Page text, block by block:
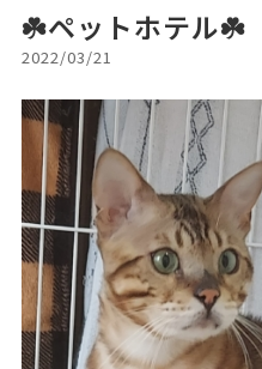
☘️ペットホテル☘️
2022/03/21